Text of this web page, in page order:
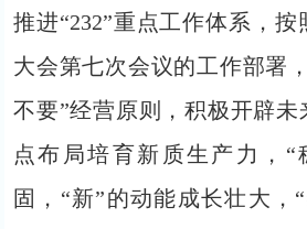
推进“232”重点工作体系，
大会第七次会议的工作部署
不要”经营原则，积极开辟未
点布局培育新质生产力，“
固，“新”的动能成长壮大，